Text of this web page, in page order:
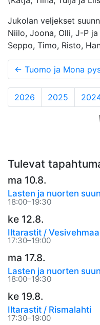
Jukolan veljekset
Niilo, Joona, Olli, J-P
Seppo, Timo, Risto,
← Tuomo ja Mona pysun EM-
2026 2025
Tulevat
ma 10.8.
Lasten ja nuorten
18:00–19:30
ke 12.8.
Iltarastit / Vesivehmaa
17:30–19:00
ma 17.8.
Lasten ja nuorten
18:00–19:30
ke 19.8.
Iltarastit / Rismalahti
17:30–19:00